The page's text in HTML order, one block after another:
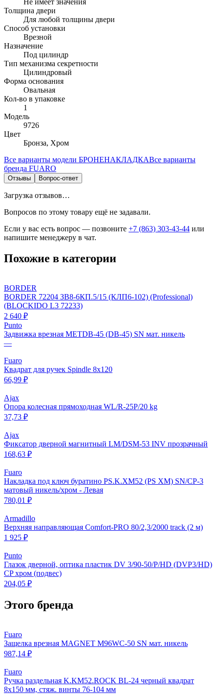
Не имеет значения
Толщина двери
Для любой толщины двери
Способ установки
Врезной
Назначение
Под цилиндр
Тип механизма секретности
Цилиндровый
Форма основания
Овальная
Кол-во в упаковке
1
Модель
9726
Цвет
Бронза, Хром
Все варианты модели БРОНЕНАКЛАДКАВсе варианты
бренда FUARO
Отзывы Вопрос-ответ
Загрузка отзывов…
Вопросов по этому товару ещё не задавали.
Если у вас есть вопрос — позвоните +7 (863) 303-43-44 или
напишите менеджеру в чат.
Похожие в категории
BORDER
BORDER 72204 ЗВ8-6КП.5/15 (КЛП6-102) (Professional)
(BLOCKIDO L3 72233)
2 640 ₽
Punto
Задвижка врезная METDB-45 (DB-45) SN мат. никель
—
Fuaro
Квадрат для ручек Spindle 8х120
66,99 ₽
Ajax
Опора колесная прямоходная WL/R-25P/20 kg
37,73 ₽
Ajax
Фиксатор дверной магнитный LM/DSM-53 INV прозрачный
168,63 ₽
Fuaro
Накладка под ключ буратино PS.K.XM52 (PS XM) SN/CP-3
матовый никель/хром - Левая
780,01 ₽
Armadillo
Верхняя направляющая Comfort-PRO 80/2,3/2000 track (2 м)
1 925 ₽
Punto
Глазок дверной, оптика пластик DV 3/90-50/P/HD (DVP3/HD)
CP хром (подвес)
204,05 ₽
Этого бренда
Fuaro
Защелка врезная MAGNET M96WC-50 SN мат. никель
987,14 ₽
Fuaro
Ручка раздельная K.KM52.ROCK BL-24 черный квадрат
8х150 мм, стяж. винты 76-104 мм